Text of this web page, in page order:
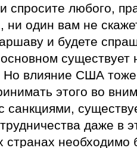
спросите любого,
ни один вам не
и будете
существует
Но влияние США
этого во
санкциями,
даже в
странах